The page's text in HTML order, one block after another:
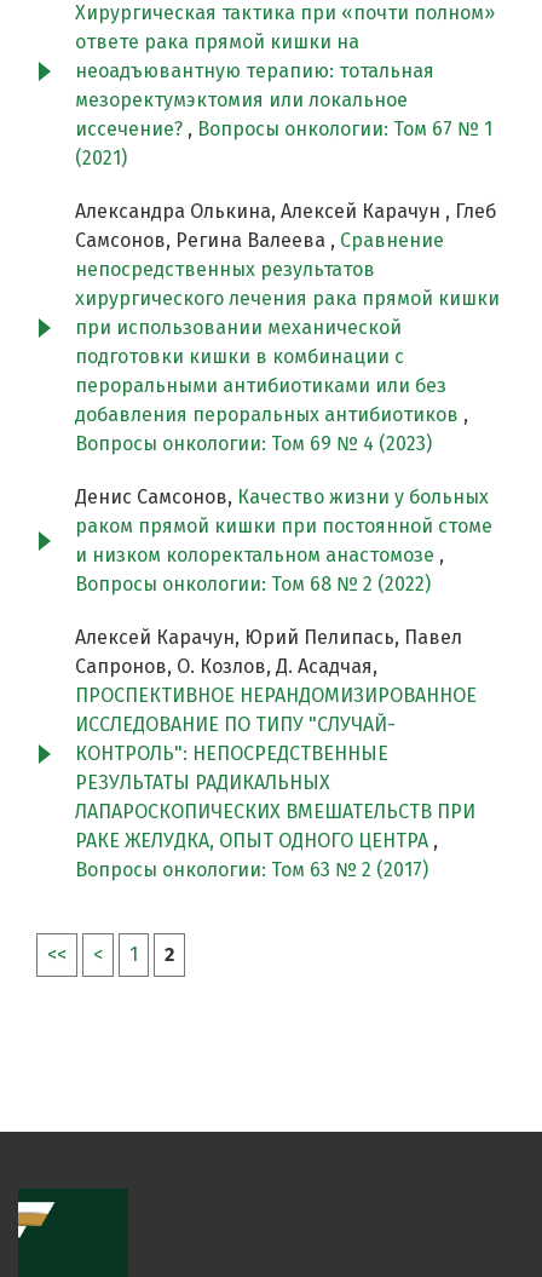
Хирургическая тактика при «почти полном»
ответе рака прямой кишки на
неоадъювантную терапию: тотальная
мезоректумэктомия или локальное
иссечение? , Вопросы онкологии: Том 67 № 1
(2021)
Александра Олькина, Алексей Карачун , Глеб
Самсонов, Регина Валеева , Сравнение
непосредственных результатов
хирургического лечения рака прямой кишки
при использовании механической
подготовки кишки в комбинации с
пероральными антибиотиками или без
добавления пероральных антибиотиков ,
Вопросы онкологии: Том 69 № 4 (2023)
Денис Самсонов, Качество жизни у больных
раком прямой кишки при постоянной стоме
и низком колоректальном анастомозе ,
Вопросы онкологии: Том 68 № 2 (2022)
Алексей Карачун, Юрий Пелипась, Павел
Сапронов, О. Козлов, Д. Асадчая,
ПРОСПЕКТИВНОЕ НЕРАНДОМИЗИРОВАННОЕ
ИССЛЕДОВАНИЕ ПО ТИПУ "СЛУЧАЙ-
КОНТРОЛЬ": НЕПОСРЕДСТВЕННЫЕ
РЕЗУЛЬТАТЫ РАДИКАЛЬНЫХ
ЛАПАРОСКОПИЧЕСКИХ ВМЕШАТЕЛЬСТВ ПРИ
РАКЕ ЖЕЛУДКА, ОПЫТ ОДНОГО ЦЕНТРА ,
Вопросы онкологии: Том 63 № 2 (2017)
<< < 1 2